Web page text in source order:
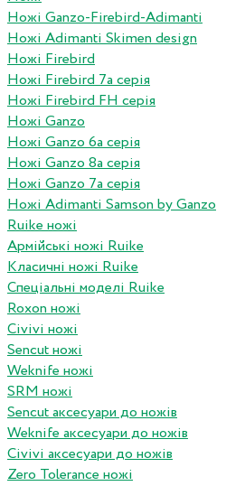
Ножі Ganzo-Firebird-Adimanti
Ножі Adimanti Skimen design
Ножі Firebird
Ножі Firebird 7а серія
Ножі Firebird FH серія
Ножі Ganzo
Ножі Ganzo 6а серія
Ножі Ganzo 8а серія
Ножі Ganzo 7а серія
Ножі Adimanti Samson by Ganzo
Ruike ножі
Армійські ножі Ruike
Класичні ножі Ruike
Спеціальні моделі Ruike
Roxon ножi
Civivi ножі
Sencut ножі
Weknife ножі
SRM ножі
Sencut аксесуари до ножів
Weknife аксесуари до ножів
Civivi аксесуари до ножів
Zero Tolerance ножі